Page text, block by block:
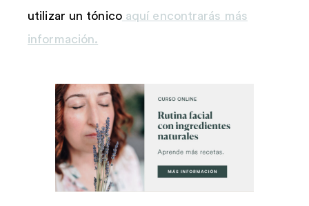
utilizar un tónicoaquí encontrarás más
información.